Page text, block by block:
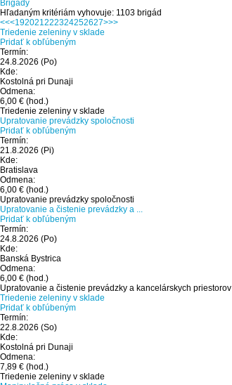
Brigády
Hľadaným kritériám vyhovuje: 1103 brigád
<<<192021222324252627>>>
Triedenie zeleniny v sklade
Pridať k obľúbeným
Termín:
24.8.2026 (Po)
Kde:
Kostolná pri Dunaji
Odmena:
6,00 € (hod.)
Triedenie zeleniny v sklade
Upratovanie prevádzky spoločnosti
Pridať k obľúbeným
Termín:
21.8.2026 (Pi)
Kde:
Bratislava
Odmena:
6,00 € (hod.)
Upratovanie prevádzky spoločnosti
Upratovanie a čistenie prevádzky a ...
Pridať k obľúbeným
Termín:
24.8.2026 (Po)
Kde:
Banská Bystrica
Odmena:
6,00 € (hod.)
Upratovanie a čistenie prevádzky a kancelárskych priestorov
Triedenie zeleniny v sklade
Pridať k obľúbeným
Termín:
22.8.2026 (So)
Kde:
Kostolná pri Dunaji
Odmena:
7,89 € (hod.)
Triedenie zeleniny v sklade